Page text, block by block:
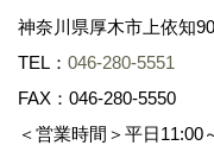
神奈川県厚木市上依知
TEL： 046-280-5551
FAX：046-280-5550
＜営業時間＞平日